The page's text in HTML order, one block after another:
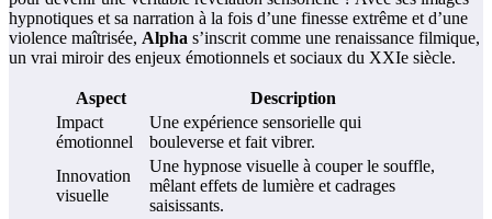
hypnotiques et sa narration à la fois d’une finesse extrême et d’une
violence maîtrisée, Alpha s’inscrit comme une renaissance filmique,
un vrai miroir des enjeux émotionnels et sociaux du XXIe siècle.
Aspect
Description
Impact
émotionnel
Une expérience sensorielle qui
bouleverse et fait vibrer.
Innovation
visuelle
Une hypnose visuelle à couper le souffle,
mêlant effets de lumière et cadrages
saisissants.